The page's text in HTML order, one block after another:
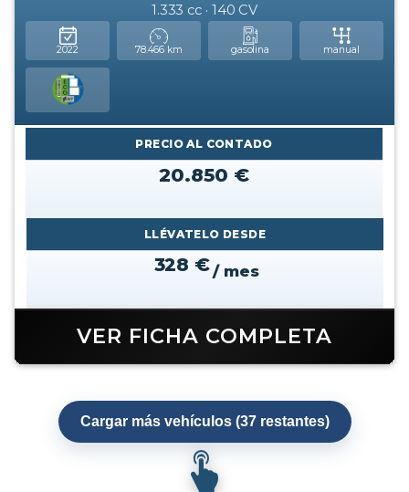
1.333 cc · 140 CV
2022 78.466 km gasolina manual
PRECIO AL CONTADO
20.850 €
LLÉVATELO DESDE
328 €/ mes
VER FICHA COMPLETA
Cargar más vehículos (37 restantes)